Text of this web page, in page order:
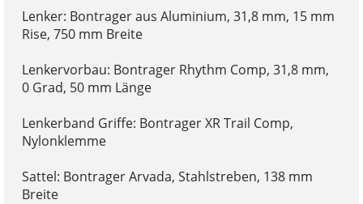
Lenker: Bontrager aus Aluminium, 31,8 mm, 15 mm
Rise, 750 mm Breite
Lenkervorbau: Bontrager Rhythm Comp, 31,8 mm,
0 Grad, 50 mm Länge
Lenkerband Griffe: Bontrager XR Trail Comp,
Nylonklemme
Sattel: Bontrager Arvada, Stahlstreben, 138 mm
Breite